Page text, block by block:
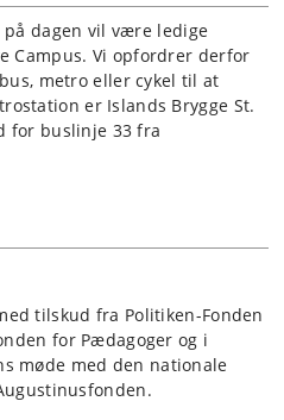
på dagen vil være ledige
Campus. Vi opfordrer derfor
metro eller cykel til at
er Islands Brygge St.
for buslinje 33 fra
tilskud fra Politiken-Fonden
for Pædagoger og i
møde med den nationale